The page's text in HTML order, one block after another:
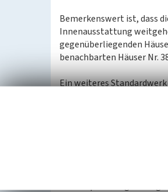
Bemerkenswert ist, dass
Innenausstattung
gegenüberliegenden
benachbarten Häuser Nr.
Ein weiteres
Dehio (1850-1932)
Ausgabe für Rheinland-
Um den Erhalt des
auch des Sinziger